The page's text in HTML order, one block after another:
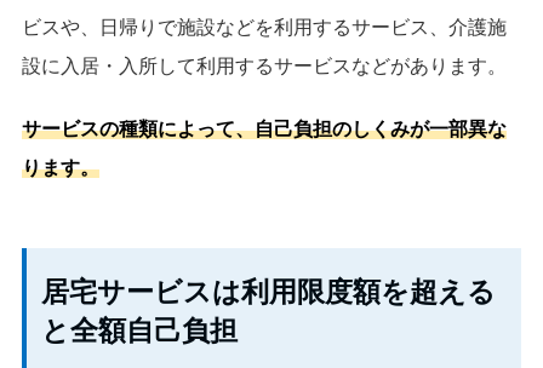
ビスや、日帰りで施設などを利用するサービス、介護施
設に入居・入所して利用するサービスなどがあります。
サービスの種類によって、自己負担のしくみが一部異な
ります。
居宅サービスは利用限度額を超える
と全額自己負担